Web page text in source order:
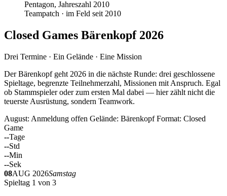
Teampatch · im Feld seit 2010
Closed Games Bärenkopf 2026
Drei Termine · Ein Gelände · Eine Mission
Der Bärenkopf geht 2026 in die nächste Runde: drei geschlossene
Spieltage, begrenzte Teilnehmerzahl, Missionen mit Anspruch. Egal
ob Stammspieler oder zum ersten Mal dabei — hier zählt nicht die
teuerste Ausrüstung, sondern Teamwork.
August: Anmeldung offen Gelände: Bärenkopf Format: Closed
Game
--Tage
--Std
--Min
--Sek
08AUG 2026Samstag
Spieltag 1 von 3